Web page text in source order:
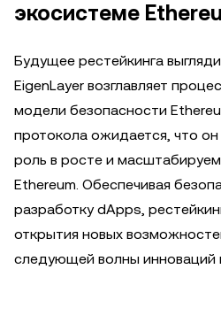
экосистеме
Будущее рестейкинга
EigenLayer возглавляет
модели безопасности
протокола ожидается, что
роль в росте и
Ethereum. Обеспечивая
разработку dApps,
открытия новых
следующей волны инноваций